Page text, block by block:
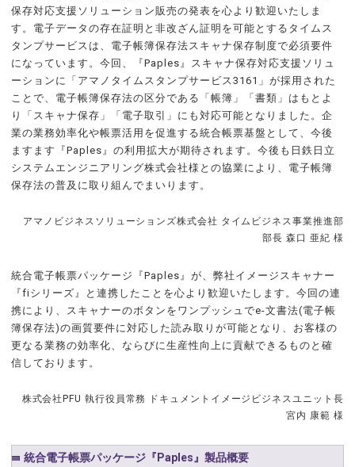
保存対応支援ソリューション販売の発表を心より歓迎いたしま
す。電子データの存在証明と非改ざん証明を可能とするタイムス
タンプサービスは、電子帳簿保存法スキャナ保存制度で必須要件
になっています。今回、『Paples』スキャナ保存対応支援ソリュ
ーションに「アマノタイムスタンプサービス3161」が採用された
ことで、電子帳簿保存法の区分である「帳簿」「書類」はもとよ
り「スキャナ保存」「電子取引」にも対応可能となりました。企
業の業務効率化や帳票活用を促進する統合帳票基盤として、今後
ますます『Paples』の利用拡大が期待されます。今後も日鉄日立
システムエンジニアリング株式会社様との協業により、電子帳簿
保存法の普及に取り組んでまいります。
アマノビジネスソリューションズ株式会社 タイムビジネス事業推進部
部長 森口 亜紀 様
統合電子帳票パッケージ『Paples』が、弊社イメージスキャナー
『fiシリーズ』と連携したことを心より歓迎いたします。今回の連
携により、スキャナーのボタンをワンプッシュでe-文書法(電子帳
簿保存法)の画質要件に対応した読み取りが可能となり、お客様の
更なる業務の効率化、ならびに生産性向上に貢献できるものと確
信しております。
株式会社PFU 執行役員常務 ドキュメントイメージビジネスユニット長
宮内 康範 様
統合電子帳票パッケージ『Paples』製品概要